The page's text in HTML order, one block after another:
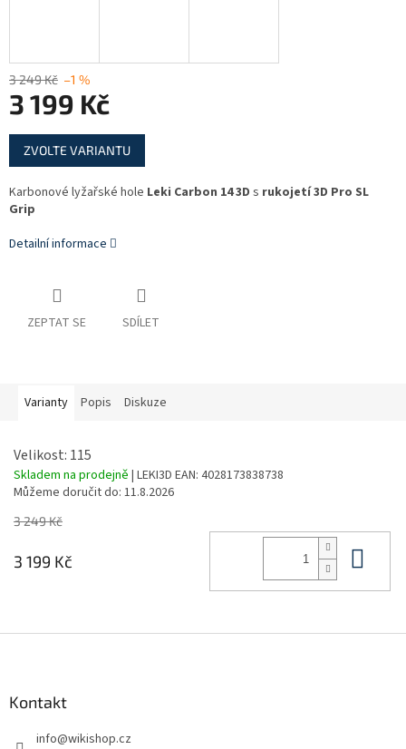
3 249 Kč –1 %
3 199 Kč
Měrná
cena:
ZVOLTE VARIANTU
Karbonové lyžařské hole Leki Carbon 14 3D s rukojetí3D Pro SL
Grip
Detailní informace
ZEPTAT SE SDÍLET
Varianty Popis Diskuze
Velikost: 115
Skladem na prodejně | LEKI3D EAN: 4028173838738
Můžeme doručit do: 11.8.2026
3 249 Kč
3 199 Kč
Kontakt
info@wikishop.cz